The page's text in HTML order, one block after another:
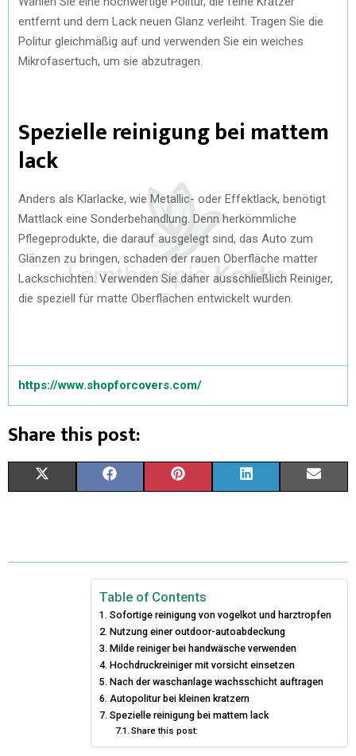
entfernt und dem Lack neuen Glanz verleiht. Tragen Sie die
Politur gleichmäßig auf und verwenden Sie ein weiches
Mikrofasertuch, um sie abzutragen.
Spezielle reinigung bei mattem
lack
Anders als Klarlacke, wie Metallic- oder Effektlack, benötigt
Mattlack eine Sonderbehandlung. Denn herkömmliche
Pflegeprodukte, die darauf ausgelegt sind, das Auto zum
Glänzen zu bringen, schaden der rauen Oberfläche matter
Lackschichten. Verwenden Sie daher ausschließlich Reiniger,
die speziell für matte Oberflächen entwickelt wurden.
https://www.shopforcovers.com/
Share this post:
W E
B
O
O
K
T
E
R
E
S
T
K
D
I
N
I
Table of Contents
Sofortige reinigung von vogelkot und harztropfen
Nutzung einer outdoor-autoabdeckung
Milde reiniger bei handwäsche verwenden
Hochdruckreiniger mit vorsicht einsetzen
Nach der waschanlage wachsschicht auftragen
Autopolitur bei kleinen kratzern
Spezielle reinigung bei mattem lack
Share this post: